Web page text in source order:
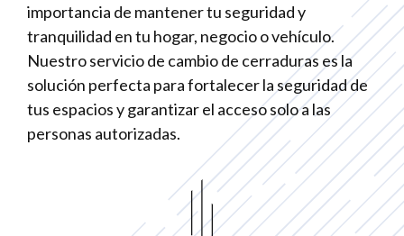
importancia de mantener tu seguridad y
tranquilidad en tu hogar, negocio o vehículo.
Nuestro servicio de cambio de cerraduras es la
solución perfecta para fortalecer la seguridad de
tus espacios y garantizar el acceso solo a las
personas autorizadas.